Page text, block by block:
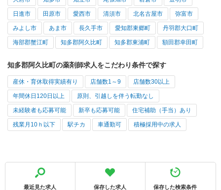
日進市 田原市 愛西市 清須市 北名古屋市 弥富市
みよし市 あま市 長久手市 愛知郡東郷町 丹羽郡大口町
海部郡蟹江町 知多郡阿久比町 知多郡東浦町 額田郡幸田町
知多郡阿久比町の薬剤師求人をこだわり条件で探す
産休・育休取得実績有り 店舗数1～9 店舗数30以上
年間休日120日以上 原則、引越しを伴う転勤なし
未経験者も応募可能 新卒も応募可能 住宅補助（手当）あり
残業月10ｈ以下 駅チカ 車通勤可 積極採用中の求人
最近見た求人 保存した求人 保存した検索条件